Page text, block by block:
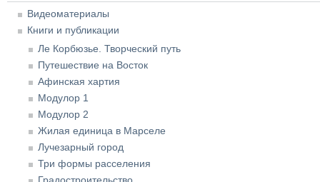
Видеоматериалы
Книги и публикации
Ле Корбюзье. Творческий путь
Путешествие на Восток
Афинская хартия
Модулор 1
Модулор 2
Жилая единица в Марселе
Лучезарный город
Три формы расселения
Градостроительство